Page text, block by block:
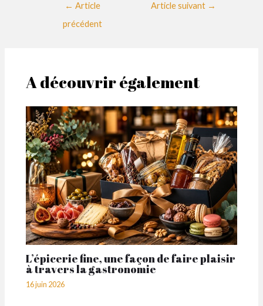
← Article
précédent
Article suivant →
A découvrir également
L’épicerie fine, une façon de faire plaisir
à travers la gastronomie
16 juin 2026